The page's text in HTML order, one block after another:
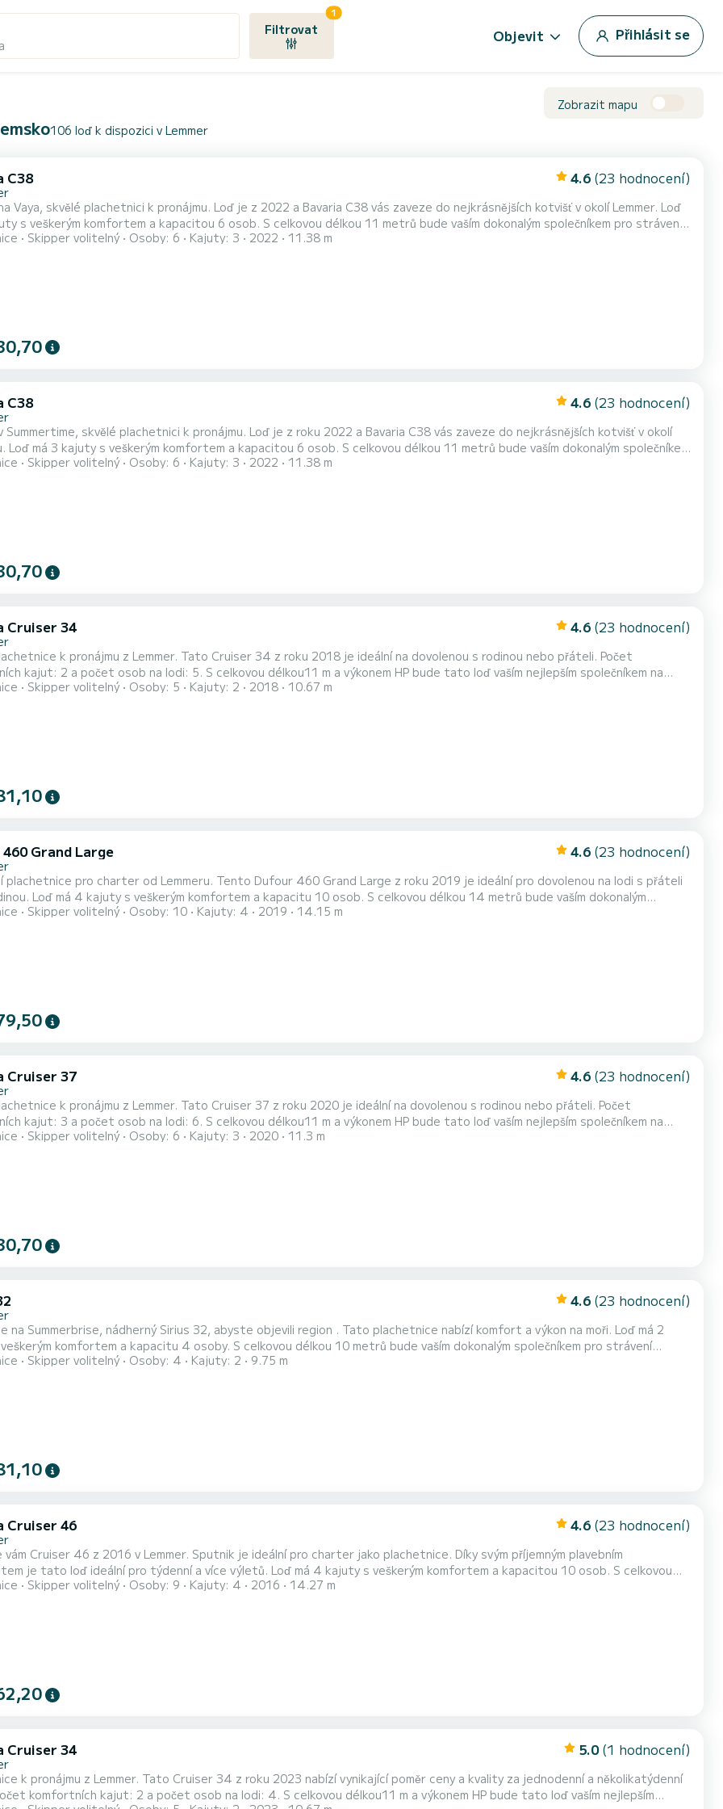
Filtrovat
1
Objevit Přihlásit se
Zobrazit mapu
106 loď k dispozici v Lemmer
C38 4.6 (23 hodnocení)
Vaya, skvělé plachetnici k pronájmu. Loď je z 2022 a Bavaria C38 vás zaveze do nejkrásnějších kotvišť v okolí Lemmer. Loď
s veškerým komfortem a kapacitou 6 osob. S celkovou délkou 11 metrů bude vaším dokonalým společníkem pro strávení
v oblasti Lemmer. Tento Bavaria C38 má 2 toalety se sprchou. Je vybavena mimo jiné tímto zařízením:
Skipper volitelný Osoby: 6 Kajuty: 3 2022 11.38 m
C38 4.6 (23 hodnocení)
skvělé plachetnici k pronájmu. Loď je z roku 2022 a Bavaria C38 vás zaveze do nejkrásnějších kotvišť v okolí
dovolené na vodě v oblasti Lemmer. Tato loď Bavaria C38 má 2 toalety se sprchou. Tato loď je vybavena
Skipper volitelný Osoby: 6 Kajuty: 3 2022 11.38 m
Cruiser 34 4.6 (23 hodnocení)
k pronájmu z Lemmer. Tato Cruiser 34 z roku 2018 je ideální na dovolenou s rodinou nebo přáteli. Počet
kajut: 2 a počet osob na lodi: 5. S celkovou délkou11 m a výkonem HP bude tato loď vaším nejlepším společníkem na
v okolí Lemmer Tento Cruiser 34 je vybaven 1 toaletou se sprchou. Vybavení lodi Hlavní plachta na
Skipper volitelný Osoby: 5 Kajuty: 2 2018 10.67 m
Grand Large 4.6 (23 hodnocení)
plachetnice pro charter od Lemmeru. Tento Dufour 460 Grand Large z roku 2019 je ideální pro dovolenou na lodi s přáteli
délkou 14 metrů bude vaším dokonalým
strávení jedinečné dovolené na vodě v oblasti Lemmer. Tento Dufour 460 Grand Large má 4 toalety se sprchou. <
Skipper volitelný Osoby: 10 Kajuty: 4 2019 14.15 m
Cruiser 37 4.6 (23 hodnocení)
k pronájmu z Lemmer. Tato Cruiser 37 z roku 2020 je ideální na dovolenou s rodinou nebo přáteli. Počet
kajut: 3 a počet osob na lodi: 6. S celkovou délkou11 m a výkonem HP bude tato loď vaším nejlepším společníkem na
v okolí Lemmer Tento Cruiser 37 je vybaven 1 toaletou se sprchou. Vybavení lodi Hlavní plachta na
Skipper volitelný Osoby: 6 Kajuty: 3 2020 11.3 m
4.6 (23 hodnocení)
Summerbrise, nádherný Sirius 32, abyste objevili region . Tato plachetnice nabízí komfort a výkon na moři. Loď má 2
komfortem a kapacitu 4 osoby. S celkovou délkou 10 metrů bude vaším dokonalým společníkem pro strávení
. Sirius 32 je vybaven s 1 toaletou se sprchou. Máte nějaké dotazy ohledně lodi nebo podmínek
Skipper volitelný Osoby: 4 Kajuty: 2 9.75 m
Cruiser 46 4.6 (23 hodnocení)
vám Cruiser 46 z 2016 v Lemmer. Sputnik je ideální pro charter jako plachetnice. Díky svým příjemným plavebním
ideální pro týdenní a více výletů. Loď má 4 kajuty s veškerým komfortem a kapacitou 10 osob. S celkovou
bude vaším dokonalým společníkem pro strávení jedinečné dovolené na vodě v oblasti Lemmer. Pro vaše pohodlí má
Skipper volitelný Osoby: 9 Kajuty: 4 2016 14.27 m
Cruiser 34 5.0 (1 hodnocení)
k pronájmu z Lemmer. Tato Cruiser 34 z roku 2023 nabízí vynikající poměr ceny a kvality za jednodenní a několikatýdenní